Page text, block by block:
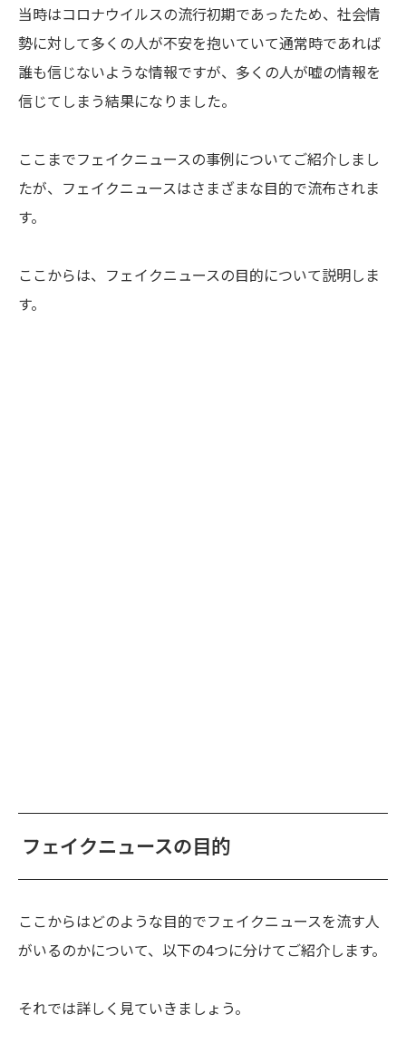
当時はコロナウイルスの流行初期であったため、社会情
勢に対して多くの人が不安を抱いていて通常時であれば
誰も信じないような情報ですが、多くの人が嘘の情報を
信じてしまう結果になりました。
ここまでフェイクニュースの事例についてご紹介しまし
たが、フェイクニュースはさまざまな目的で流布されま
す。
ここからは、フェイクニュースの目的について説明しま
す。
フェイクニュースの目的
ここからはどのような目的でフェイクニュースを流す人
がいるのかについて、以下の4つに分けてご紹介します。
それでは詳しく見ていきましょう。